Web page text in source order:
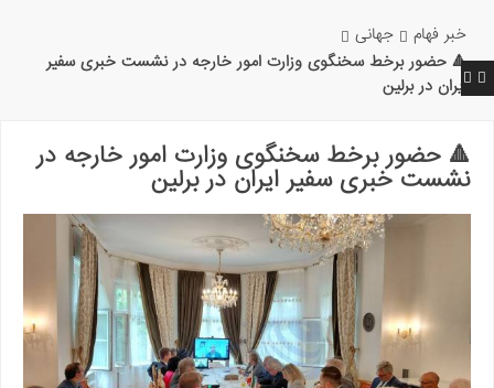
خبر فهام
جهانی
🔺 حضور برخط سخنگوی وزارت امور خارجه در نشست خبری سفیر
ایران در برلین
🔺 حضور برخط سخنگوی وزارت امور خارجه در
نشست خبری سفیر ایران در برلین